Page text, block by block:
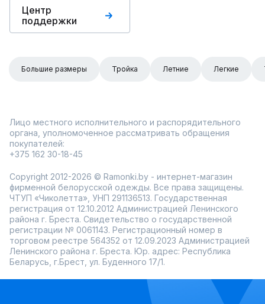
Центр
поддержки
Большие размеры Тройка Летние Легкие
Лицо местного исполнительного и распорядительного
органа, уполномоченное рассматривать обращения
покупателей:
+375 162 30-18-45
Copyright 2012-2026 © Ramonki.by - интернет-магазин
фирменной белорусской одежды. Все права защищены.
ЧТУП «Чиколетта», УНП 291136513. Государственная
регистрация от 12.10.2012 Администрацией Ленинского
района г. Бреста. Свидетельство о государственной
регистрации № 0061143. Регистрационный номер в
торговом реестре 564352 от 12.09.2023 Администрацией
Ленинского района г. Бреста. Юр. адрес: Республика
Беларусь, г.Брест, ул. Буденного 17/1.